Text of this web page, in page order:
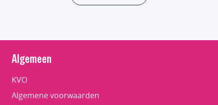
Algemeen
KVO
Algemene voorwaarden